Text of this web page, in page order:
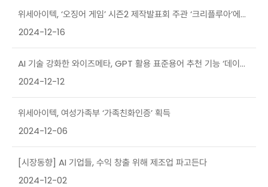
위세아이텍, ‘오징어 게임’ 시즌2 제작발표회 주관 ‘크리플루아’에
전략 투자
2024-12-16
AI 기술 강화한 와이즈메타, GPT 활용 표준용어 추천 기능 ‘데이터
버틀러’ 공개
2024-12-12
위세아이텍, 여성가족부 ‘가족친화인증’ 획득
2024-12-06
[시장동향] AI 기업들, 수익 창출 위해 제조업 파고든다
2024-12-02